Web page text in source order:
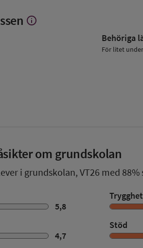
Visa
info
Behöriga
För litet
om grundskolan
i grundskolan, VT26 med 88%
5,8
Trygghet
4,7
Stöd